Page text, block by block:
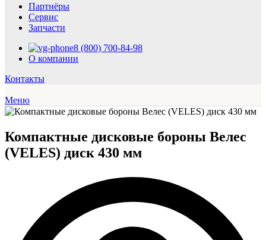
Партнёры
Сервис
Запчасти
8 (800) 700-84-98
О компании
Контакты
Меню
Компактные дисковые бороны Велес
(VELES) диск 430 мм